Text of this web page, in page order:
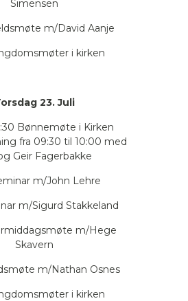
Simensen
m/David Aanje
i kirken
23. Juli
Bønnemøte i Kirken
fra 09:30 til 10:00 med
Geir Fagerbakke
m/John Lehre
m/Sigurd Stakkeland
m/Hege
Skavern
m/Nathan Osnes
i kirken